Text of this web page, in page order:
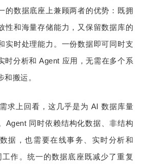
的数据底座上兼顾两者的优势：既拥
性和海量存储能力，又保留数据库的
实时处理能力。一份数据即可同时支
时分析和 Agent 应用，无需在多个系
和搬运。
求上回看，这几乎是为 AI 数据库量
Agent 同时依赖结构化数据、非结构
据，也需要在线事务、实时分析和
工作。统一的数据底座既减少了重复